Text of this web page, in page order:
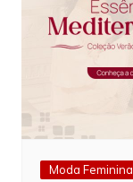
Moda Feminina